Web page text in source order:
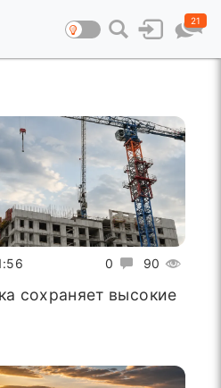
21
0 90
сохраняет высокие